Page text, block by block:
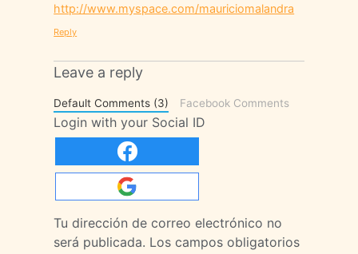
http://www.myspace.com/mauriciomalandra
Reply
Leave a reply
Default Comments (3) Facebook Comments
Login with your Social ID
Tu dirección de correo electrónico no
será publicada. Los campos obligatorios